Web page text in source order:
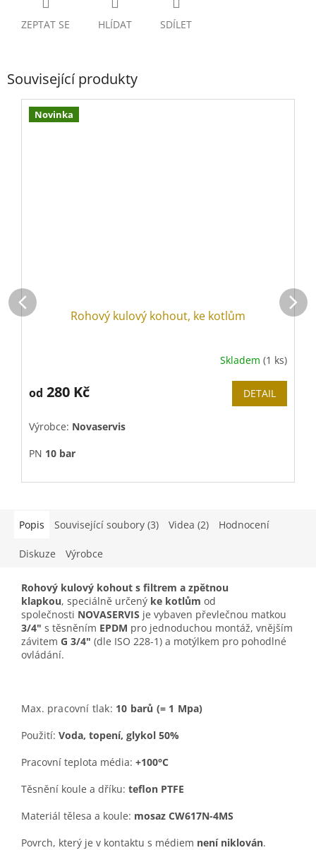
ZEPTAT SE HLÍDAT SDÍLET
Související produkty
Novinka
Rohový kulový kohout, ke kotlům
Skladem (1 ks)
od 280 Kč DETAIL
Výrobce: Novaservis
PN 10 bar
Popis Související soubory (3) Videa (2) Hodnocení
Diskuze Výrobce
Rohový kulový kohout s filtrem a zpětnou
klapkou, speciálně určený ke kotlům od
společnosti NOVASERVIS je vybaven převlečnou matkou
3/4" s těsněním EPDM pro jednoduchou montáž, vnějším
závitem G 3/4" (dle ISO 228-1) a motýlkem pro pohodlné
ovládání.
Max. pracovní tlak: 10 barů (= 1 Mpa)
Použití: Voda, topení, glykol 50%
Pracovní teplota média: +100°C
Těsnění koule a dříku: teflon PTFE
Materiál tělesa a koule: mosaz CW617N-4MS
Povrch, který je v kontaktu s médiem není niklován.